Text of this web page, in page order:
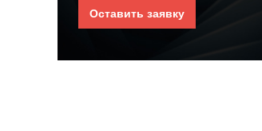
Оставить заявку